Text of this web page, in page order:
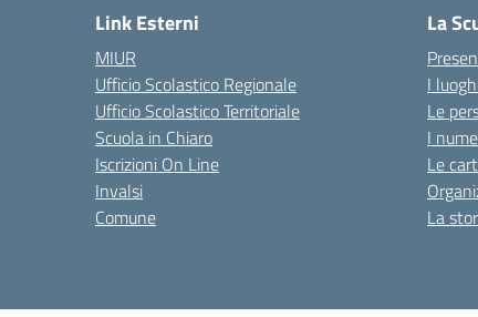
Link Esterni
MIUR
Ufficio Scolastico Regionale
Ufficio Scolastico Territoriale
Scuola in Chiaro
Iscrizioni On Line
Invalsi
Comune
La
I luoghi
Le
I
Le
La